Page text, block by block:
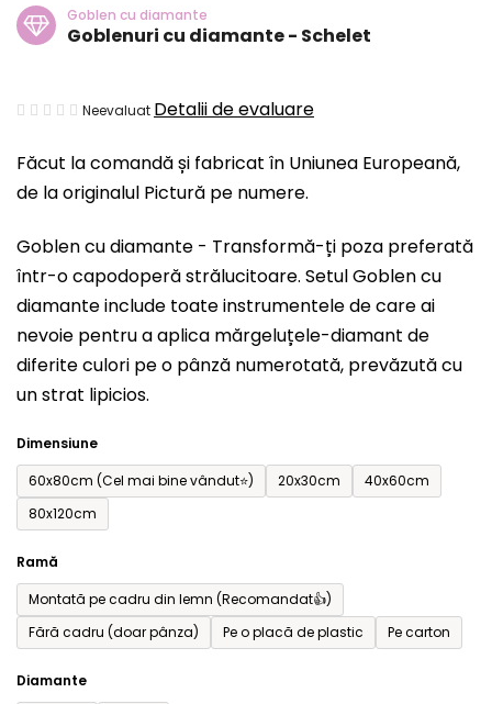
Făcut la comandă și fabricat în Uniunea Europeană,
de la originalul Pictură pe numere.
Goblen cu diamante - Transformă-ți poza preferată
într-o capodoperă strălucitoare. SetulGoblen cu
diamante include toate instrumentele de care ai
nevoie pentru a aplica mărgeluțele-diamant de
diferite culori pe o pânză numerotată, prevăzută cu
un strat lipicios.
Dimensiune
60x80cm (Cel mai bine vândut⭐)
20x30cm
40x60cm
80x120cm
Ramă
Montată pe cadru din lemn (Recomandat👍)
Fără cadru (doar pânza)
Pe o placă de plastic Pe carton
Diamante
Goblen cu diamante
Goblenuri cu diamante - Schelet
Evaluarea
a
produsului
0,0
din
5
stele.
Neevaluat Detalii de evaluare